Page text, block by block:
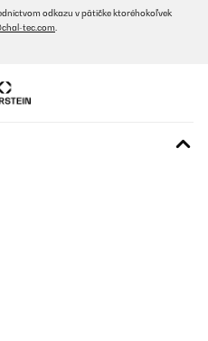
odkazu v pätičke ktoréhokoľvek
tec.com